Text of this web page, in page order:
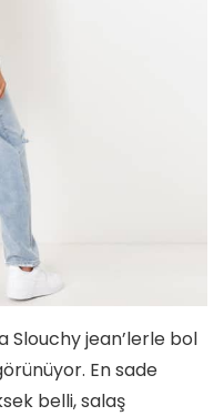
Slouchy jean’lerle bol
En sade
belli, salaş